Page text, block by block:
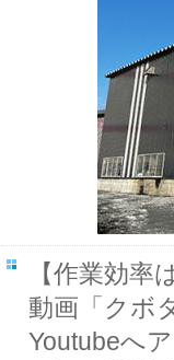
【作業効率
動画「クボ
Youtubeへ